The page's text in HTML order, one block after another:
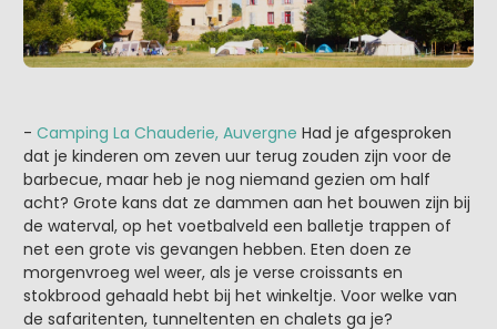
- Camping La Chauderie, Auvergne Had je afgesproken
dat je kinderen om zeven uur terug zouden zijn voor de
barbecue, maar heb je nog niemand gezien om half
acht? Grote kans dat ze dammen aan het bouwen zijn bij
de waterval, op het voetbalveld een balletje trappen of
net een grote vis gevangen hebben. Eten doen ze
morgenvroeg wel weer, als je verse croissants en
stokbrood gehaald hebt bij het winkeltje. Voor welke van
de safaritenten, tunneltenten en chalets ga je?